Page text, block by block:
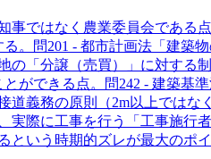
ではなく農業委員会である点
。 問201 - 都市計画法 「建築
「分譲（売買）」に対する
ができる点。 問242 - 建築基
道義務の原則（2m以上ではな
際に工事を行う「工事施行
という時期的ズレが最大のポイ